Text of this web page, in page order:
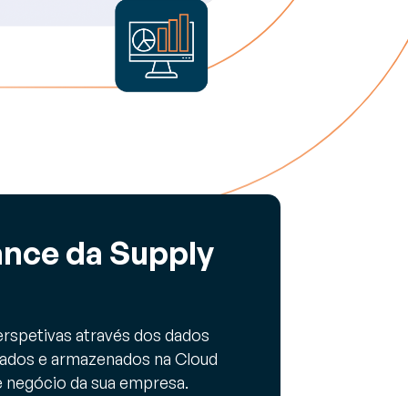
da Supply
através dos dados
e armazenados na Cloud
da sua empresa.